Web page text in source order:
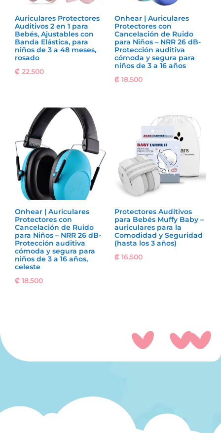
Auriculares Protectores
Auditivos 2 en 1 para
Bebés, Ajustables con
Banda Elástica, para
niños de 3 a 48 meses,
rosado
₡ 22.500
Onhear | Auriculares
Protectores con
Cancelación de Ruido
para Niños – NRR 26 dB-
Protección auditiva
cómoda y segura para
niños de 3 a 16 años
₡18.500
Onhear | Auriculares
Protectores con
Cancelación de Ruido
para Niños – NRR 26 dB-
Protección auditiva
cómoda y segura para
niños de 3 a 16 años,
celeste
₡ 18.500
Protectores Auditivos
para Bebés Muffy Baby –
auriculares para la
Comodidad y Seguridad
(hasta los 3 años)
₡16.500